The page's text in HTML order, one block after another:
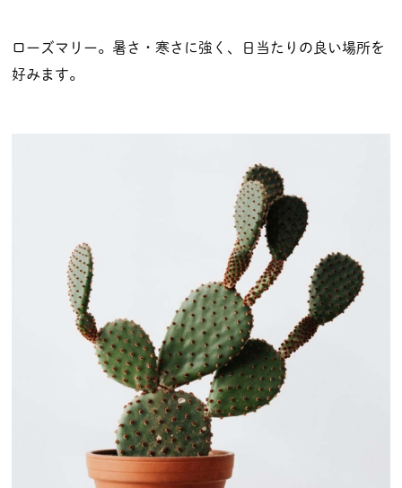
ローズマリー。暑さ・寒さに強く、日当たりの良い場所を
好みます。